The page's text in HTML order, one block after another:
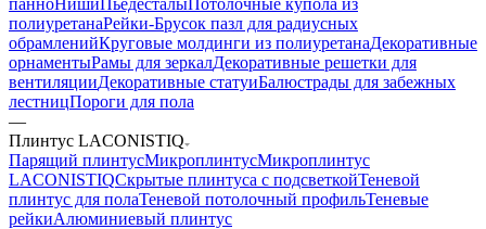
полиуретанаРейки-Брусок пазл для радиусных
обрамленийКруговые молдинги из полиуретанаДекоративные
орнаментыРамы для зеркалДекоративные решетки для
вентиляцииДекоративные статуиБалюстрады для забежных
лестницПороги для пола
—
Плинтус LACONISTIQ
Парящий плинтусМикроплинтусМикроплинтус
LACONISTIQСкрытые плинтуса с подсветкойТеневой
плинтус для полаТеневой потолочный профильТеневые
рейкиАлюминиевый плинтус